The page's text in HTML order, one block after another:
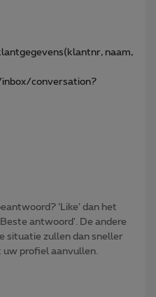
naam,
conversation?
‘Like’ dan het
antwoord'. De andere
situatie zullen dan sneller
uw profiel aanvullen.